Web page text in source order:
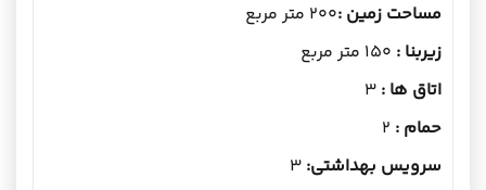
مساحت زمین :200 متر مربع
زیربنا : 150 متر مربع
اتاق ها : 3
حمام : 2
سرویس بهداشتی: 3